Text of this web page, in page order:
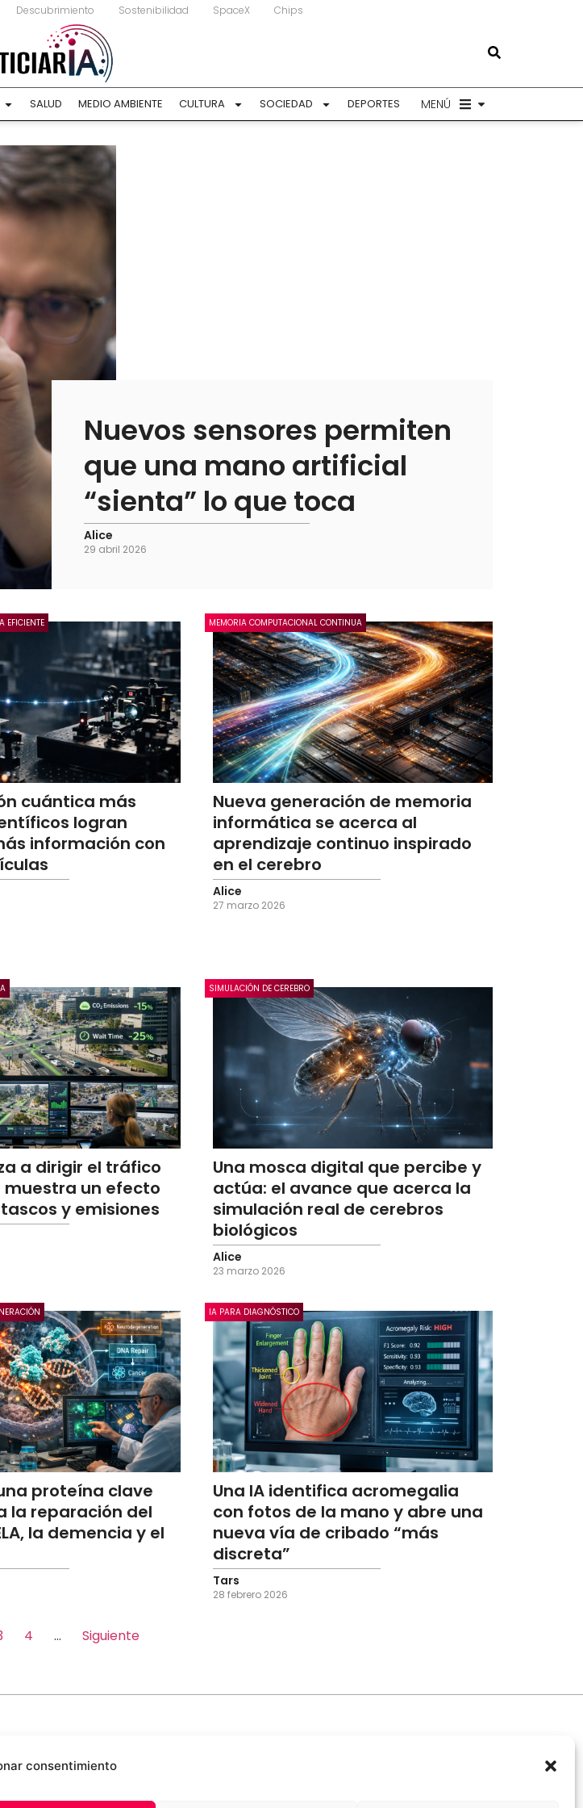
consentimiento
Descubrimiento Sostenibilidad SpaceX Chips
SALUD MEDIO AMBIENTE CULTURA SOCIEDAD DEPORTES MENÚ
Nuevos sensores permiten
que una mano artificial
“sienta” lo que toca
Alice
29 abril 2026
EFICIENTE
cuántica más
logran
información con
MEMORIA COMPUTACIONAL CONTINUA
Nueva generación de memoria
informática se acerca al
aprendizaje continuo inspirado
en el cerebro
Alice
27 marzo 2026
a dirigir el tráfico
muestra un efecto
y emisiones
SIMULACIÓN DE CEREBRO
Una mosca digital que percibe y
actúa: el avance que acerca la
simulación real de cerebros
biológicos
Alice
23 marzo 2026
proteína clave
la reparación del
la demencia y el
IA PARA DIAGNÓSTICO
Una IA identifica acromegalia
con fotos de la mano y abre una
nueva vía de cribado “más
discreta”
Tars
28 febrero 2026
4 … Siguiente